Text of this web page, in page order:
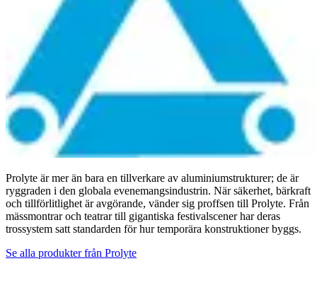
Prolyte är mer än bara en tillverkare av aluminiumstrukturer; de är
ryggraden i den globala evenemangsindustrin. När säkerhet, bärkraft
och tillförlitlighet är avgörande, vänder sig proffsen till Prolyte. Från
mässmontrar och teatrar till gigantiska festivalscener har deras
trossystem satt standarden för hur temporära konstruktioner byggs.
Se alla produkter från Prolyte